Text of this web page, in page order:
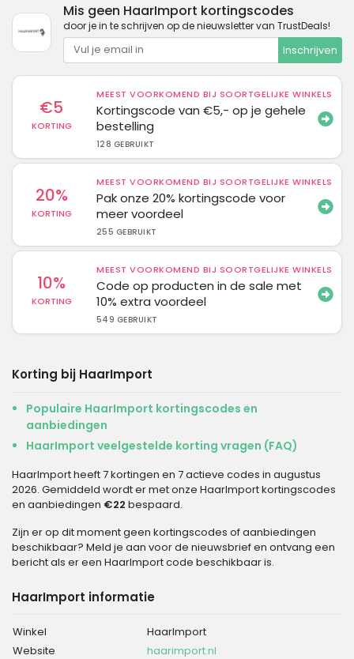
Mis geen HaarImport kortingscodes
door je in te schrijven op de nieuwsletter van TrustDeals!
Inschrijven
€5
KORTING
MEEST VOORKOMEND BIJ SOORTGELIJKE WINKELS
Kortingscode van €5,- op je gehele
bestelling
128 GEBRUIKT
20%
KORTING
MEEST VOORKOMEND BIJ SOORTGELIJKE WINKELS
Pak onze 20% kortingscode voor
meer voordeel
255 GEBRUIKT
10%
KORTING
MEEST VOORKOMEND BIJ SOORTGELIJKE WINKELS
Code op producten in de sale met
10% extra voordeel
549 GEBRUIKT
Korting bij HaarImport
Populaire HaarImport kortingscodes en
aanbiedingen
HaarImport veelgestelde korting vragen (FAQ)
HaarImport heeft 7 kortingen en 7 actieve codes in augustus
2026. Gemiddeld wordt er met onze HaarImport kortingscodes
en aanbiedingen €22 bespaard.
Zijn er op dit moment geen kortingscodes of aanbiedingen
beschikbaar? Meld je aan voor de nieuwsbrief en ontvang een
bericht als er een HaarImport code beschikbaar is.
HaarImport informatie
Winkel
HaarImport
Website
haarimport.nl